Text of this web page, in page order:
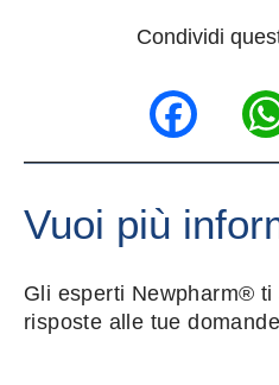
Condividi
Vuoi più
Gli esperti Newpharm® ti
risposte alle tue